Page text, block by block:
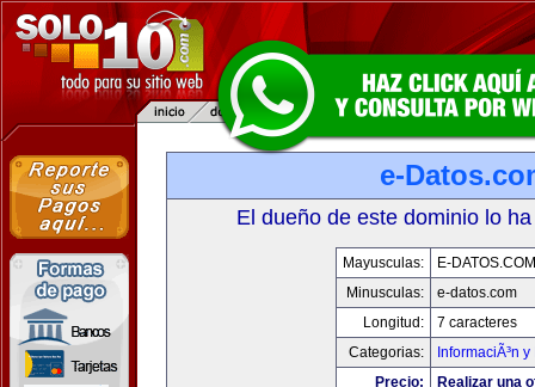
e-
El dueño de este dominio lo
Mayusculas:
E-DATOS.COM
Minusculas:
e-datos.com
Longitud:
7 caracteres
Categorias:
InformaciÃ³n
Precio:
Realizar una